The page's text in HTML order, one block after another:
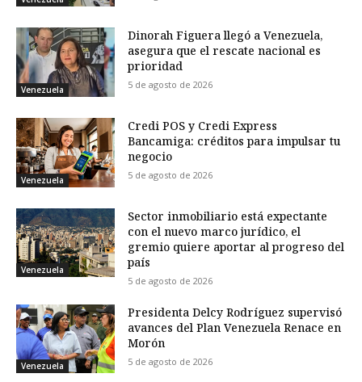
Venezuela
Dinorah Figuera llegó a Venezuela,
asegura que el rescate nacional es
prioridad
5 de agosto de 2026
Venezuela
Credi POS y Credi Express
Bancamiga: créditos para impulsar tu
negocio
5 de agosto de 2026
Venezuela
Sector inmobiliario está expectante
con el nuevo marco jurídico, el
gremio quiere aportar al progreso del
país
5 de agosto de 2026
Venezuela
Presidenta Delcy Rodríguez supervisó
avances del Plan Venezuela Renace en
Morón
5 de agosto de 2026